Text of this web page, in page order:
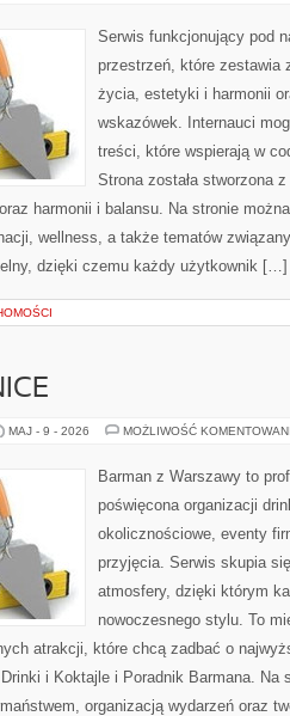
Serwis funkcjonujący pod
przestrzeń, które zestawia
życia, estetyki i harmonii
wskazówek. Internauci
treści, które wspierają w
Strona została stworzona
harmonii i balansu. Na stronie
wellness, a także tematów
dzięki czemu każdy użytkownik […]
MAJ - 9 - 2026 MOŻLIWOŚĆ
Barman z Warszawy to
poświęcona organizacji
okolicznościowe, eventy
przyjęcia. Serwis skupia
atmosfery, dzięki którym
nowoczesnego stylu. To
atrakcji, które chcą zadbać o
i Koktajle i Poradnik Barmana. Na
organizacją wydarzeń oraz